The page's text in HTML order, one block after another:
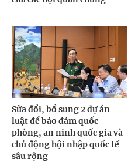
Sửa đổi, bổ sung 2 dự án
luật để bảo đảm quốc
phòng, an ninh quốc gia và
chủ động hội nhập quốc tế
sâu rộng